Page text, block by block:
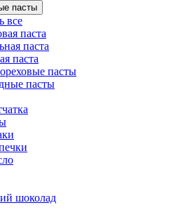
пасты
все
паста
паста
паста
пасты
пасты
шоколад